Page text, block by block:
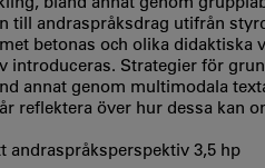
till andraspråksdrag utifrån
betonas och olika didaktiska
introduceras. Strategier för
annat genom multimodala
reflektera över hur dessa kan
andraspråksperspektiv 3,5 hp